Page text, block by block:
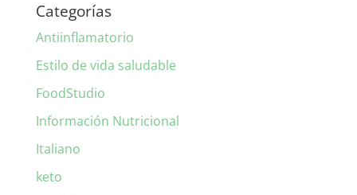
Categorías
Antiinflamatorio
Estilo de vida saludable
FoodStudio
Información Nutricional
Italiano
keto